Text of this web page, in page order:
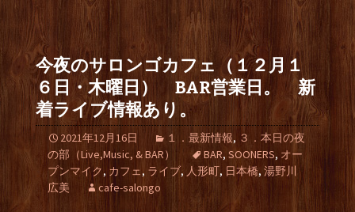
今夜のサロンゴカフェ（１２月１
６日・木曜日） BAR営業日。 新
着ライブ情報あり。
2021年12月16日 １．最新情報, ３．本日の夜
の部（Live,Music, & BAR）
BAR, SOONERS, オー
プンマイク, カフェ, ライブ, 人形町, 日本橋, 湯野川
広美
cafe-salongo